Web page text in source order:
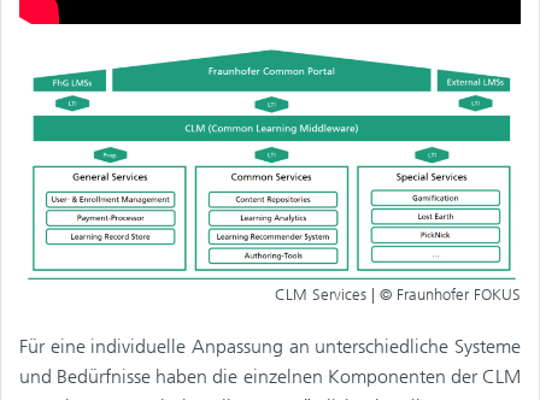
CLM Services | © Fraunhofer FOKUS
Für eine individuelle Anpassung an unterschiedliche Systeme
und Bedürfnisse haben die einzelnen Komponenten der CLM